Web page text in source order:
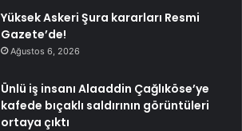
Yüksek Askeri Şura kararları Resmi
Gazete’de!
Ağustos 6, 2026
Ünlü iş insanı Alaaddin Çağlıköse’ye
kafede bıçaklı saldırının görüntüleri
ortaya çıktı